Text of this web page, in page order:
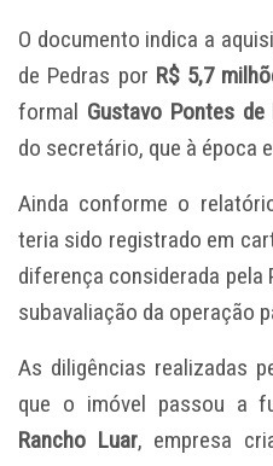
O documento indica a
de Pedras por R$ 5,7
formal Gustavo Pontes de
do secretário, que à época
Ainda conforme o
teria sido registrado em
diferença considerada pela
subavaliação da operação
As diligências realizadas
que o imóvel passou a
Rancho Luar, empresa